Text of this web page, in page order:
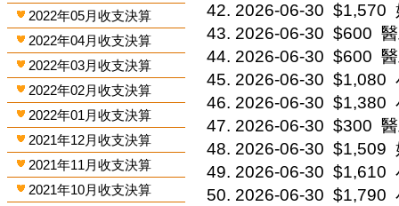
2022年05月收支決算
2022年04月收支決算
2022年03月收支決算
2022年02月收支決算
2022年01月收支決算
2021年12月收支決算
2021年11月收支決算
2021年10月收支決算
2026-06-30 $1,570
2026-06-30 $600
2026-06-30 $600
2026-06-30 $1,080
2026-06-30 $1,380
2026-06-30 $300
2026-06-30 $1,509
2026-06-30 $1,610
2026-06-30 $1,790